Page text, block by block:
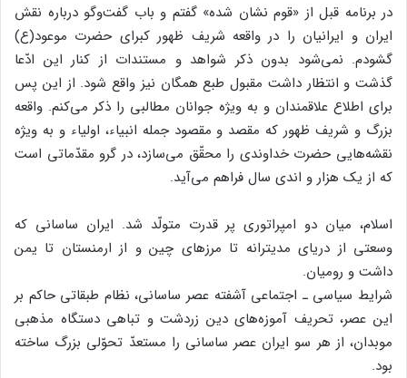
در برنامه قبل از «قوم نشان شده» گفتم و باب گفت‌وگو درباره نقش
ایران و ایرانیان را در واقعه شریف ظهور کبرای حضرت موعود(ع)
گشودم. نمی‌شود بدون ذکر شواهد و مستندات از کنار این ادّعا
گذشت و انتظار داشت مقبول طبع همگان نیز واقع شود. از این پس
برای اطلاع علاقمندان و به ویژه جوانان مطالبی را ذکر می‌کنم. واقعه
بزرگ و شریف ظهور که مقصد و مقصود جمله انبیاء، اولیاء و به ویژه
نقشه‌هایی حضرت خداوندی را محقّق می‌سازد، در گرو مقدّماتی است
که از یک هزار و اندی سال فراهم می‌آید.
اسلام، میان دو امپراتوری پر قدرت متولّد شد. ایران ساسانی که
وسعتی از دریای مدیترانه تا مرزهای چین و از ارمنستان تا یمن
داشت و رومیان.
شرایط سیاسی ـ اجتماعی آشفته عصر ساسانی، نظام طبقاتی حاکم بر
این عصر، تحریف آموزه‌های دین زردشت و تباهی دستگاه مذهبی
موبدان، از هر سو ایران عصر ساسانی را مستعدّ تحوّلی بزرگ ساخته
بود.